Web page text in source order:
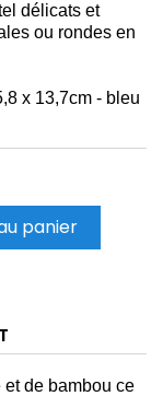
délicats et
ou rondes en
x 13,7cm - bleu
panier
de bambou ce